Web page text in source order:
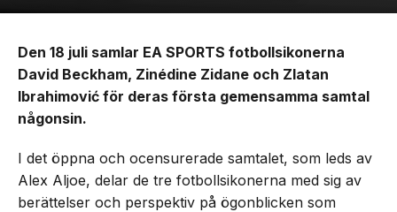
Den 18 juli samlar EA SPORTS fotbollsikonerna
David Beckham, Zinédine Zidane och Zlatan
Ibrahimović för deras första gemensamma samtal
någonsin.
I det öppna och ocensurerade samtalet, som leds av
Alex Aljoe, delar de tre fotbollsikonerna med sig av
berättelser och perspektiv på ögonblicken som